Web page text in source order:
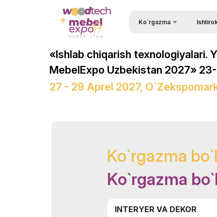
Ko`rgazma
Ko`rgazma bo`limlari
ExpoDaily
Doing Business in
Tashrif
Homiy
Stendlar
«Ishlab chiqarish texnologiyalari.
MebelExpo Uzbekistan 2027»
27 - 29 Aprel 2027,
Ko`rgazma
Ko`rgazma
INTERYER VA DEKOR